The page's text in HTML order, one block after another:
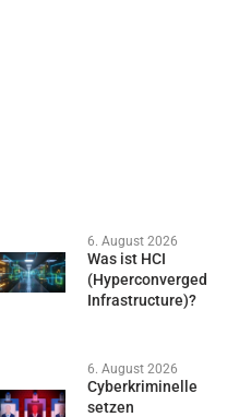
6. August 2026
Was ist HCI
(Hyperconverged
Infrastructure)?
6. August 2026
Cyberkriminelle
setzen